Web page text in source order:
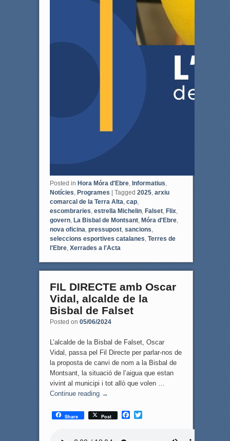
Posted in Hora Móra d'Ebre, Informatius,
Notícies, Programes Tagged 2025, arxiu
comarcal de la Terra Alta, cap,
escombraries, estrella Michelin, Falset, Flix,
govern, La Bisbal de Montsant, Móra d'Ebre,
nova oficina, pressupost, sancions,
seleccions esportives catalanes, Terres de
l'Ebre, Xerrades a l'Acta
FIL DIRECTE amb Oscar
Vidal, alcalde de la
Bisbal de Falset
Posted on 05/06/2024
L’alcalde de la Bisbal de Falset, Oscar
Vidal, passa pel Fil Directe per parlar-nos de
la proposta de canvi de nom a la Bisbal de
Montsant, la situació de l’aigua que estan
vivint al municipi i tot allò que volen …
Continue reading →
Share Post
F
T